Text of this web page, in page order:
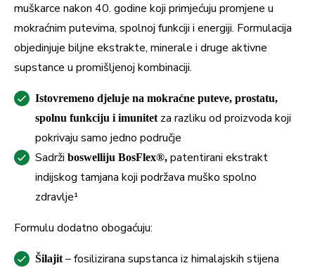
muškarce nakon 40. godine koji primjećuju promjene u
mokraćnim putevima, spolnoj funkciji i energiji. Formulacija
objedinjuje biljne ekstrakte, minerale i druge aktivne
supstance u promišljenoj kombinaciji.
Istovremeno djeluje na mokraćne puteve, prostatu,
spolnu funkciju i imunitetza razliku od proizvoda koji
pokrivaju samo jedno područje
Sadrži boswelliju BosFlex®, patentirani ekstrakt
indijskog tamjana koji podržava muško spolno
zdravlje¹
Formulu dodatno obogaćuju:
Šilajit – fosilizirana supstanca iz himalajskih stijena